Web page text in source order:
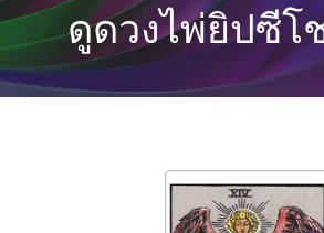
ดูดวงไพ่ยิปซีโ